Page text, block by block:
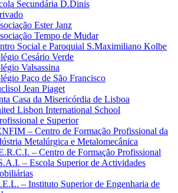
Secundária D.Dinis
Ester Janz
Tempo de Mudar
Social e Paroquial S.Maximiliano Kolbe
Cesário Verde
Valsassina
Paço de São Francisco
Jean Piaget
Casa da Misericórdia de Lisboa
Lisbon International School
e Superior
– Centro de Formação Profissional da
Metalúrgica e Metalomecânica
– Centro de Formação Profissional
– Escola Superior de Actividades
– Instituto Superior de Engenharia de